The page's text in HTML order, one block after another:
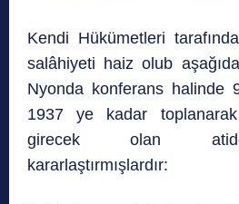
Kendi Hükümetleri
salâhiyeti haiz olub
Nyonda konferans halinde
1937 ye kadar
girecek olan
kararlaştırmışlardır: